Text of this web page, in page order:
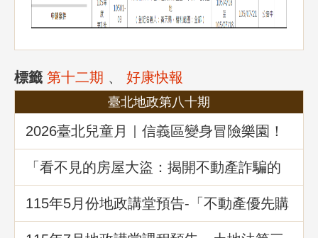
標籤 第十二期 、 好康快報
臺北地政第八十期
2026臺北兒童月｜信義區變身冒險樂園！
地政局邀你解鎖《Once in Taipei》拿好禮
「看不見的房屋大盜：揭開不動產詐騙的
五大陰謀」地政講堂回顧
115年5月份地政講堂預告-「不動產優先購
買權實務暨相關問題解析」